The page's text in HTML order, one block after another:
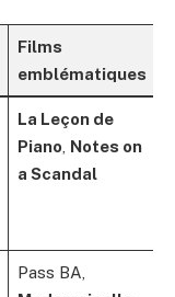
Films
emblématiques
La Leçon de
Piano Notes on
a Scandal
Pass BA,